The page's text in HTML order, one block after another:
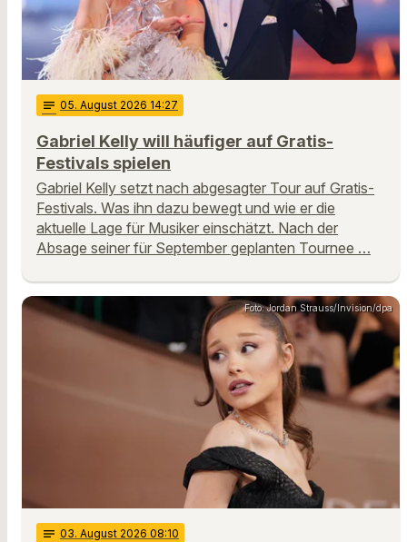
notes 05. August 2026 14:27
Gabriel Kelly will häufiger auf Gratis-
Festivals spielen
Gabriel Kelly setzt nach abgesagter Tour auf Gratis-
Festivals. Was ihn dazu bewegt und wie er die
aktuelle Lage für Musiker einschätzt. Nach der
Absage seiner für September geplanten Tournee …
Foto: Jordan Strauss/Invision/dpa
notes 03. August 2026 08:10